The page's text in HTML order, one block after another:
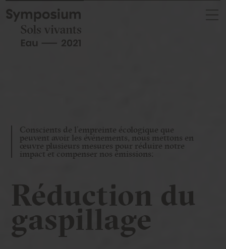
Skip
to
content
Conscients de l’empreinte écologique que
peuvent avoir les événements, nous mettons en
œuvre plusieurs mesures pour réduire notre
impact et compenser nos émissions:
Réduction du
gaspillage